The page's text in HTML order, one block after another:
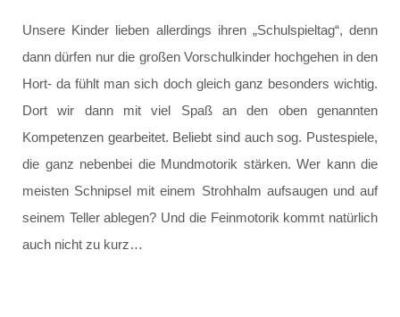
Unsere Kinder lieben allerdings ihren „Schulspieltag“, denn
dann dürfen nur die großen Vorschulkinder hochgehen in den
Hort- da fühlt man sich doch gleich ganz besonders wichtig.
Dort wir dann mit viel Spaß an den oben genannten
Kompetenzen gearbeitet. Beliebt sind auch sog. Pustespiele,
die ganz nebenbei die Mundmotorik stärken. Wer kann die
meisten Schnipsel mit einem Strohhalm aufsaugen und auf
seinem Teller ablegen? Und die Feinmotorik kommt natürlich
auch nicht zu kurz…